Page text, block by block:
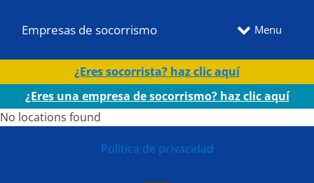
Empresas de socorrismo Menu
¿Eres socorrista? haz clic aquí
¿Eres una empresa de socorrismo? haz clic aquí
No locations found
Política de privacidad